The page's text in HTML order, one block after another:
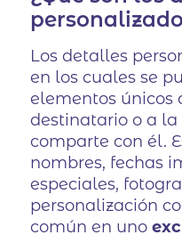
Los detalles
en los cuales se
elementos únicos
destinatario o a la
comparte con él.
nombres, fechas
especiales,
personalización
común en uno